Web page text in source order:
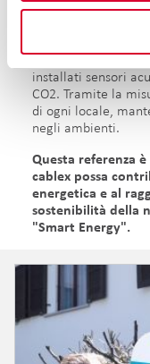
Nel giro di pochi
sostituiti con
possano
installati sensori
CO2. Tramite la
di ogni locale,
negli ambienti.
Questa referenza
cablex possa
energetica e al
sostenibilità della
"Smart Energy".